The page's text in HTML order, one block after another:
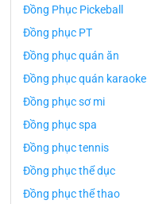
Đồng Phục Pickeball
Đồng phục PT
Đồng phục quán ăn
Đồng phục quán karaoke
Đồng phục sơ mi
Đồng phục spa
Đồng phục tennis
Đồng phục thể dục
Đồng phục thể thao